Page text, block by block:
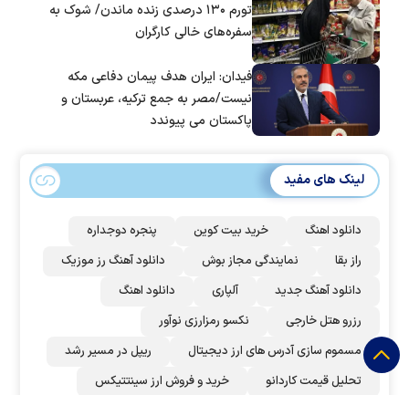
تورم ۱۳۰ درصدی زنده ماندن/ شوک به
سفره‌های خالی کارگران
فیدان: ایران هدف پیمان دفاعی مکه
نیست/مصر به جمع ترکیه، عربستان و
پاکستان می پیوندد
لینک های مفید
دانلود اهنگ خرید بیت کوین
پنجره دوجداره
راز بقا
نمایندگی مجاز بوش
دانلود آهنگ رز‌ موزیک
دانلود آهنگ جدید
آلپاری
دانلود اهنگ
رزرو هتل خارجی
نکسو رمزارزی نوآور
مسموم سازی آدرس های ارز دیجیتال
ریپل در مسیر رشد
تحلیل قیمت کاردانو
خرید و فروش ارز سینتتیکس